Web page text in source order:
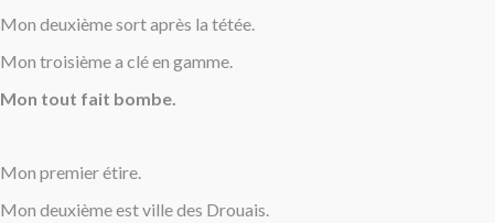
Mon deuxième sort après la tétée.
Mon troisième a clé en gamme.
Mon tout fait bombe.
Mon premier étire.
Mon deuxième est ville des Drouais.